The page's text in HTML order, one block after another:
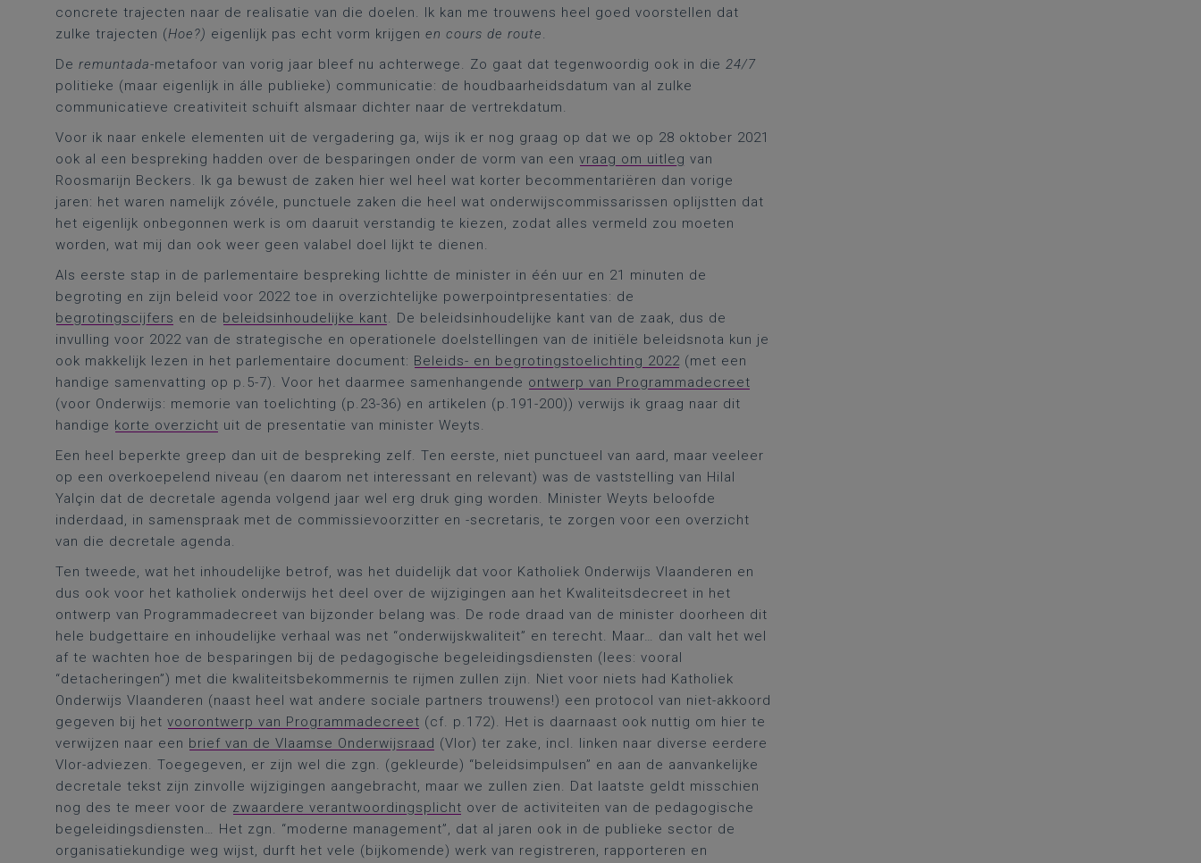
concrete trajecten naar de realisatie van die doelen. Ik kan me trouwens heel goed voorstellen dat
zulke trajecten (Hoe?) eigenlijk pas echt vorm krijgen en cours de route.
De remuntada-metafoor van vorig jaar bleef nu achterwege. Zo gaat dat tegenwoordig ook in die 24/7
politieke (maar eigenlijk in álle publieke) communicatie: de houdbaarheidsdatum van al zulke
communicatieve creativiteit schuift alsmaar dichter naar de vertrekdatum.
Voor ik naar enkele elementen uit de vergadering ga, wijs ik er nog graag op dat we op 28 oktober 2021
ook al een bespreking hadden over de besparingen onder de vorm van een vraag om uitleg van
Roosmarijn Beckers. Ik ga bewust de zaken hier wel heel wat korter becommentariëren dan vorige
jaren: het waren namelijk zóvéle, punctuele zaken die heel wat onderwijscommissarissen oplijstten dat
het eigenlijk onbegonnen werk is om daaruit verstandig te kiezen, zodat alles vermeld zou moeten
worden, wat mij dan ook weer geen valabel doel lijkt te dienen.
Als eerste stap in de parlementaire bespreking lichtte de minister in één uur en 21 minuten de
begroting en zijn beleid voor 2022 toe in overzichtelijke powerpointpresentaties: de
begrotingscijfers en de beleidsinhoudelijke kant. De beleidsinhoudelijke kant van de zaak, dus de
invulling voor 2022 van de strategische en operationele doelstellingen van de initiële beleidsnota kun je
ook makkelijk lezen in het parlementaire document: Beleids- en begrotingstoelichting 2022 (met een
handige samenvatting op p.5-7). Voor het daarmee samenhangende ontwerp van Programmadecreet
(voor Onderwijs: memorie van toelichting (p.23-36) en artikelen (p.191-200)) verwijs ik graag naar dit
handige korte overzicht uit de presentatie van minister Weyts.
Een heel beperkte greep dan uit de bespreking zelf. Ten eerste, niet punctueel van aard, maar veeleer
op een overkoepelend niveau (en daarom net interessant en relevant) was de vaststelling van Hilal
Yalçin dat de decretale agenda volgend jaar wel erg druk ging worden. Minister Weyts beloofde
inderdaad, in samenspraak met de commissievoorzitter en -secretaris, te zorgen voor een overzicht
van die decretale agenda.
Ten tweede, wat het inhoudelijke betrof, was het duidelijk dat voor Katholiek Onderwijs Vlaanderen en
dus ook voor het katholiek onderwijs het deel over de wijzigingen aan het Kwaliteitsdecreet in het
ontwerp van Programmadecreet van bijzonder belang was. De rode draad van de minister doorheen dit
hele budgettaire en inhoudelijke verhaal was net “onderwijskwaliteit” en terecht. Maar… dan valt het wel
af te wachten hoe de besparingen bij de pedagogische begeleidingsdiensten (lees: vooral
“detacheringen”) met die kwaliteitsbekommernis te rijmen zullen zijn. Niet voor niets had Katholiek
Onderwijs Vlaanderen (naast heel wat andere sociale partners trouwens!) een protocol van niet-akkoord
gegeven bij het voorontwerp van Programmadecreet (cf. p.172). Het is daarnaast ook nuttig om hier te
verwijzen naar een brief van de Vlaamse Onderwijsraad (Vlor) ter zake, incl. linken naar diverse eerdere
Vlor-adviezen. Toegegeven, er zijn wel die zgn. (gekleurde) “beleidsimpulsen” en aan de aanvankelijke
decretale tekst zijn zinvolle wijzigingen aangebracht, maar we zullen zien. Dat laatste geldt misschien
nog des te meer voor de zwaardere verantwoordingsplicht over de activiteiten van de pedagogische
begeleidingsdiensten… Het zgn. “moderne management”, dat al jaren ook in de publieke sector de
organisatiekundige weg wijst, durft het vele (bijkomende) werk van registreren, rapporteren en